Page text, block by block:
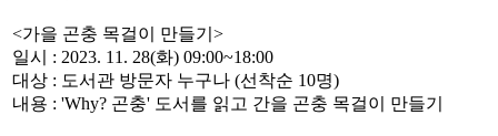
<가을 곤충 목걸이 만들기>
일시 : 2023. 11. 28(화) 09:00~18:00
대상 : 도서관 방문자 누구나 (선착순 10명)
내용 : 'Why? 곤충' 도서를 읽고 간을 곤충 목걸이 만들기